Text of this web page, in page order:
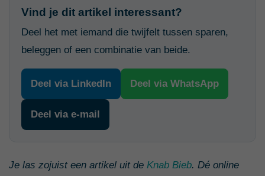
Vind je dit artikel interessant?
Deel het met iemand die twijfelt tussen sparen,
beleggen of een combinatie van beide.
Deel via LinkedIn Deel via WhatsApp
Deel via e-mail
Je las zojuist een artikel uit de Knab Bieb. Dé online